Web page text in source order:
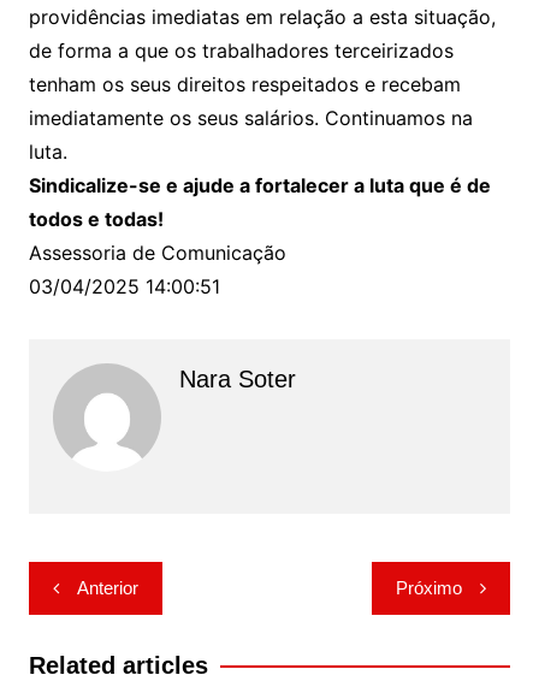
providências imediatas em relação a esta situação,
de forma a que os trabalhadores terceirizados
tenham os seus direitos respeitados e recebam
imediatamente os seus salários. Continuamos na
luta.
Sindicalize-se e ajude a fortalecer a luta que é de
todos e todas!
Assessoria de Comunicação
03/04/2025 14:00:51
Nara Soter
Navegação
de
Post
Anterior Próximo
Related articles